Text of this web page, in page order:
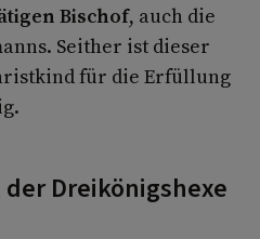
Bischof, auch die
Seither ist dieser
für die Erfüllung
Dreikönigshexe